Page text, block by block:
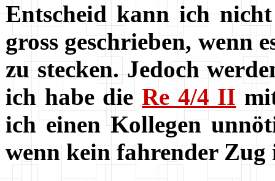
Entscheid kann ich
gross geschrieben, wenn
zu stecken. Jedoch
ich habe dieRe 4/4 II
ich einen Kollegen
wenn kein fahrender Zug